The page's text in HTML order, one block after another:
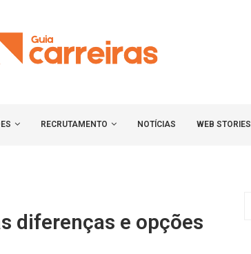
RECRUTAMENTO NOTÍCIAS WEB STORIES
diferenças e opções